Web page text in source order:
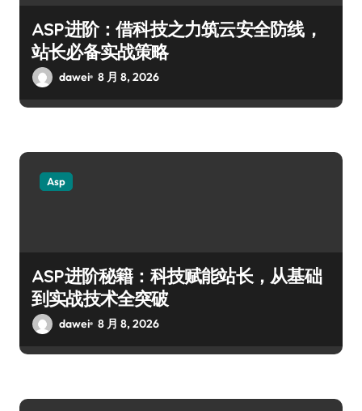
ASP进阶：借科技之力筑云安全防线，
站长必备实战策略
dawei 8 月 8, 2026
Asp
ASP进阶秘籍：科技赋能站长，从基础
到实战技术全突破
dawei 8 月 8, 2026